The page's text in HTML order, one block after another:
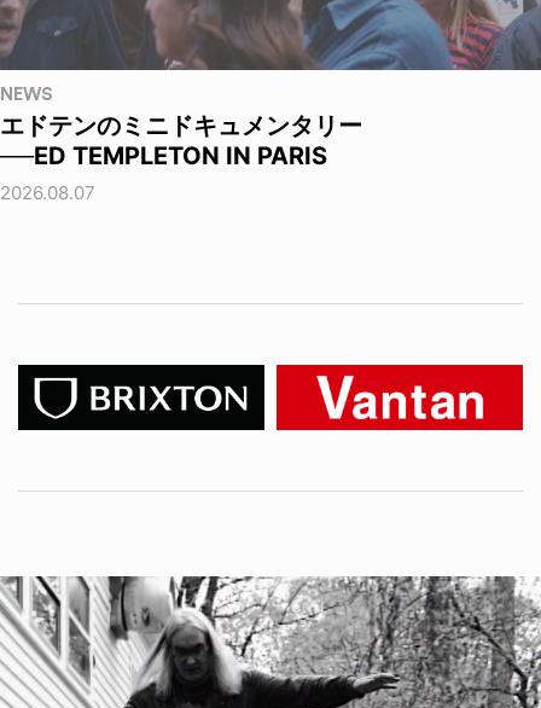
NEWS
エドテンのミニドキュメンタリー
──ED TEMPLETON IN PARIS
2026.08.07